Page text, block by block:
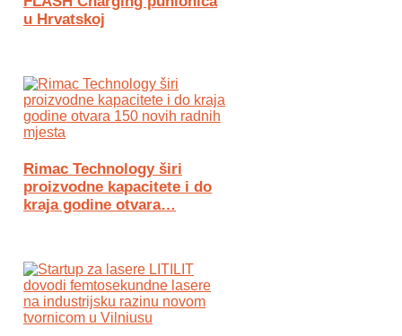
u Hrvatskoj
Rimac Technology širi
proizvodne kapacitete i do
kraja godine otvara…